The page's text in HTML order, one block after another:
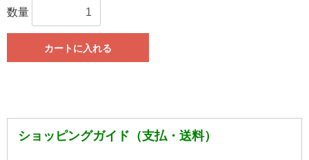
数量
カートに入れる
ショッピングガイド（支払・送料）